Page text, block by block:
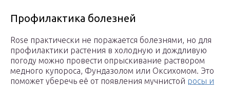
Профилактика болезней
Rose практически не поражается болезнями, но для
профилактики растения в холодную и дождливую
погоду можно провести опрыскивание раствором
медного купороса, Фундазолом или Оксихомом. Это
поможет уберечь её от появления мучнистой росы и